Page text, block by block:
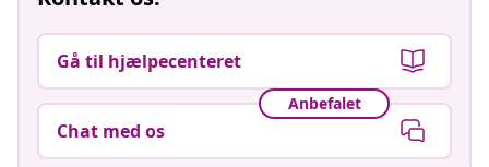
Gå til hjælpecenteret
Anbefalet
Chat med os